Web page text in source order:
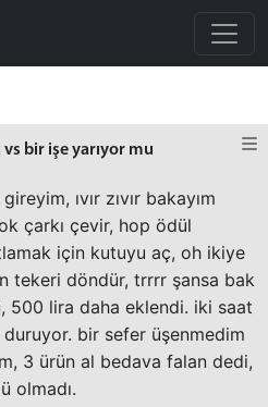
bir işe yarıyor mu
ıvır zıvır bakayım
çarkı çevir, hop ödül
için kutuyu aç, oh ikiye
tekeri döndür, trrrr şansa bak
500 lira daha eklendi. iki saat
duruyor. bir sefer üşenmedim
3 ürün al bedava falan dedi,
olmadı.